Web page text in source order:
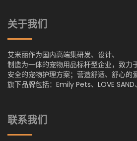
关于我们
艾米丽作为国内高端集研发、设计、
制造为一体的宠物用品标杆型企业，致力
安全的宠物护理方案；营造舒适、舒心的
旗下品牌包括：Emily Pets、LOVE SAND
联系我们